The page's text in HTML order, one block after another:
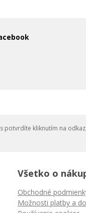
kliknutím na
Všetko o
Obchodné
Možnosti platby a